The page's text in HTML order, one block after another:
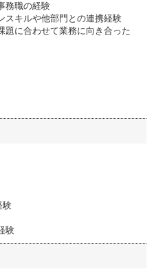
務職の経験
スキルや他部門との連携経験
題に合わせて業務に向き合った
験
験